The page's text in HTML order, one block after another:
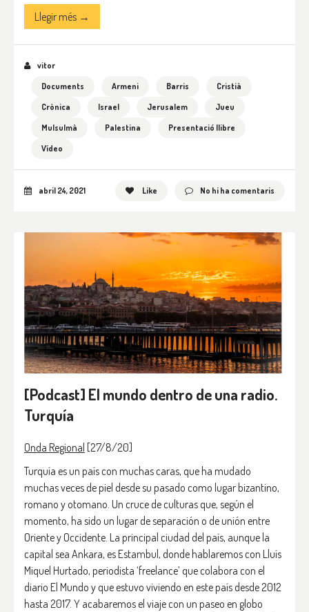
Llegir més →
vitor
Documents
Armeni Barris
Cristià
Crònica
Israel Jerusalem
Jueu
Mulsulmà
Palestina
Presentació llibre
Vídeo
abril 24, 2021 Like No hi ha comentaris
[Podcast] El mundo dentro de una radio.
Turquía
Onda Regional [27/8/20]
Turquía es un país con muchas caras, que ha mudado
muchas veces de piel desde su pasado como lugar bizantino,
romano y otomano. Un cruce de culturas que, según el
momento, ha sido un lugar de separación o de unión entre
Oriente y Occidente. La principal ciudad del país, aunque la
capital sea Ankara, es Estambul, donde hablaremos con Lluís
Miquel Hurtado, periodista ‘freelance’ que colabora con el
diario El Mundo y que estuvo viviendo en este país desde 2012
hasta 2017. Y acabaremos el viaje con un paseo en globo